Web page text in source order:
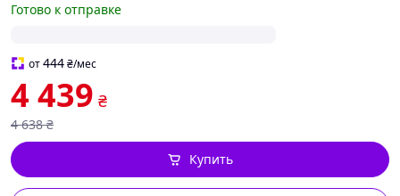
Готово к отправке
от444₴/мес
4 439 ₴
4 638 ₴
Купить